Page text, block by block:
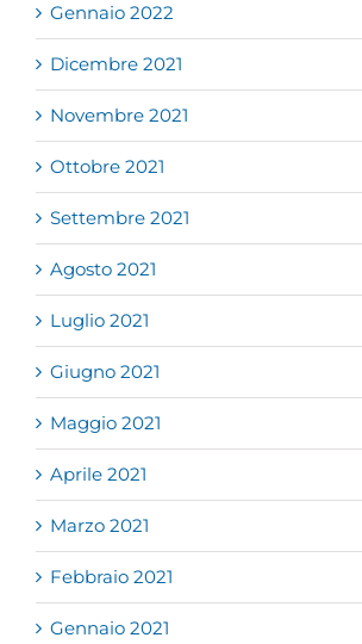
Gennaio 2022
Dicembre 2021
Novembre 2021
Ottobre 2021
Settembre 2021
Agosto 2021
Luglio 2021
Giugno 2021
Maggio 2021
Aprile 2021
Marzo 2021
Febbraio 2021
Gennaio 2021